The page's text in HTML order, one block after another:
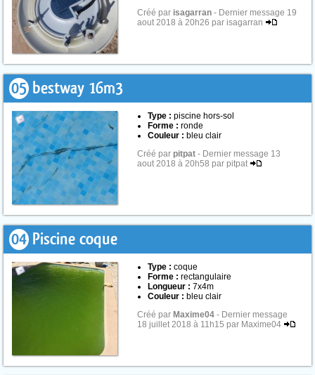
Créé par isagarran - Dernier message 19
aout 2018 à 20h26 par isagarran
05 bestway 16m3
Type : piscine hors-sol
Forme : ronde
Couleur : bleu clair
Créé par pitpat - Dernier message 13
aout 2018 à 20h58 par pitpat
04 Piscine coque
Type : coque
Forme : rectangulaire
Longueur : 7x4m
Couleur : bleu clair
Créé par Maxime04 - Dernier message
18 juillet 2018 à 11h15 par Maxime04